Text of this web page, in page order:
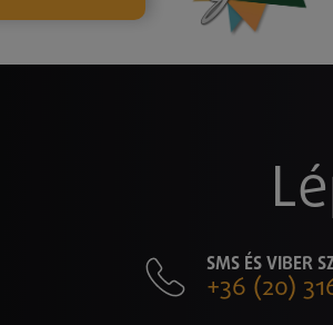
SMS ÉS VIBER
+36 (20)